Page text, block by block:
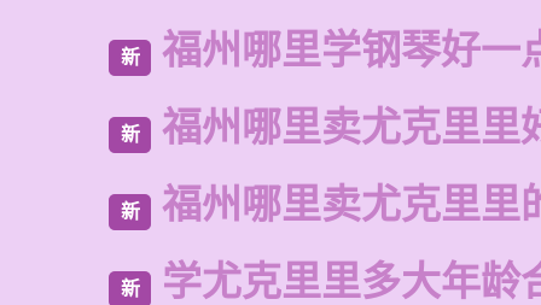
新 福州哪里学钢琴好一
新 福州哪里卖尤克里里
新 福州哪里卖尤克里里
新 学尤克里里多大年龄